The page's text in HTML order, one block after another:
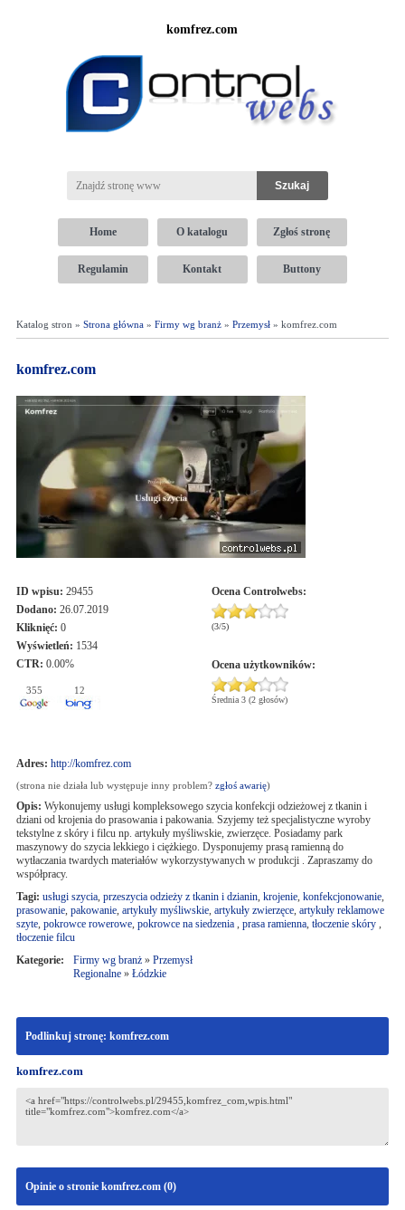
komfrez.com
Home O katalogu Zgłoś stronę
Regulamin Kontakt Buttony
Katalog stron » Strona główna» Firmy wg branż» Przemysł» komfrez.com
komfrez.com
ID wpisu: 29455
Dodano: 26.07.2019
Kliknięć: 0
Wyświetleń: 1534
CTR: 0.00%
355 12
Ocena Controlwebs:
(3/5)
Ocena użytkowników:
Średnia 3 (2 głosów)
Adres: http://komfrez.com
(strona nie działa lub występuje inny problem? zgłoś awarię)
Opis: Wykonujemy usługi kompleksowego szycia konfekcji odzieżowej z tkanin i
dziani od krojenia do prasowania i pakowania. Szyjemy też specjalistyczne wyroby
tekstylne z skóry i filcu np. artykuły myśliwskie, zwierzęce. Posiadamy park
maszynowy do szycia lekkiego i ciężkiego. Dysponujemy prasą ramienną do
wytłaczania twardych materiałów wykorzystywanych w produkcji . Zapraszamy do
współpracy.
Tagi: usługi szycia, przeszycia odzieży z tkanin i dzianin, krojenie, konfekcjonowanie,
prasowanie, pakowanie, artykuły myśliwskie, artykuły zwierzęce, artykuły reklamowe
szyte, pokrowce rowerowe, pokrowce na siedzenia , prasa ramienna, tłoczenie skóry ,
tłoczenie filcu
Kategorie:
Firmy wg branż» Przemysł
Regionalne» Łódzkie
Podlinkuj stronę: komfrez.com
komfrez.com
Opinie o stronie komfrez.com (0)